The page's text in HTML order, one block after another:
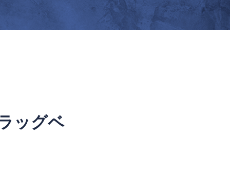
ッグベ